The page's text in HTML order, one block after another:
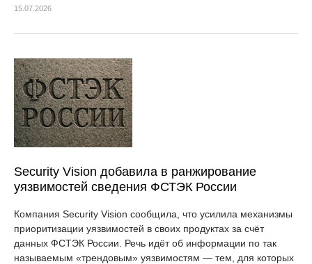
15.07.2026
Security Vision добавила в ранжирование
уязвимостей сведения ФСТЭК России
Компания Security Vision сообщила, что усилила механизмы
приоритизации уязвимостей в своих продуктах за счёт
данных ФСТЭК России. Речь идёт об информации по так
называемым «трендовым» уязвимостям — тем, для которых